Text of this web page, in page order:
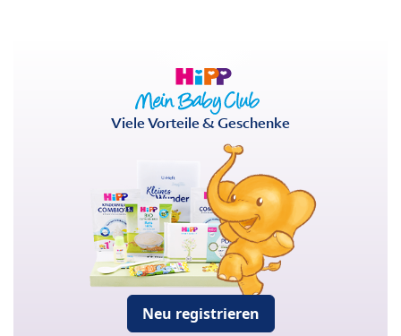
Viele Vorteile & Geschenke
Neu registrieren